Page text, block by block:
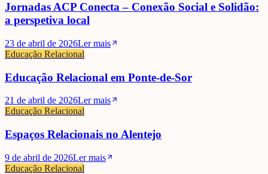
Jornadas ACP Conecta – Conexão Social e Solidão:
a perspetiva local
23 de abril de 2026Ler mais
Educação Relacional
Educação Relacional em Ponte-de-Sor
21 de abril de 2026Ler mais
Educação Relacional
Espaços Relacionais no Alentejo
9 de abril de 2026Ler mais
Educação Relacional